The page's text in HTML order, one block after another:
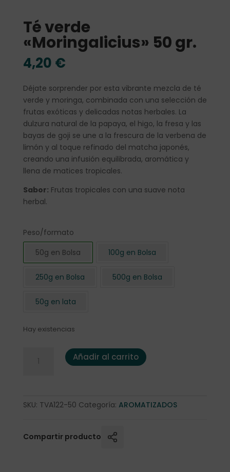
Té verde
«Moringalicius» 50 gr.
4,20 €
Déjate sorprender por esta vibrante mezcla de té
verde y moringa, combinada con una selección de
frutas exóticas y delicadas notas herbales. La
dulzura natural de la papaya, el higo, la fresa y las
bayas de goji se une a la frescura de la verbena de
limón y al toque refinado del matcha japonés,
creando una infusión equilibrada, aromática y
llena de matices tropicales.
Sabor: Frutas tropicales con una suave nota
herbal.
Peso/formato
50g en Bolsa
100g en Bolsa
250g en Bolsa 500g en Bolsa
50g en lata
Hay existencias
Té verde "Moringalicius" 50 gr. cantidad
Añadir al carrito
SKU: TVA122-50 Categoría: AROMATIZADOS
Compartir producto